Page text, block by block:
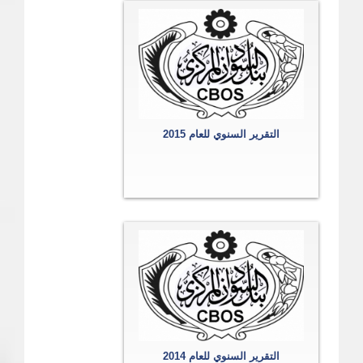
التقرير السنوي للعام 2015
التقرير السنوي للعام 2014